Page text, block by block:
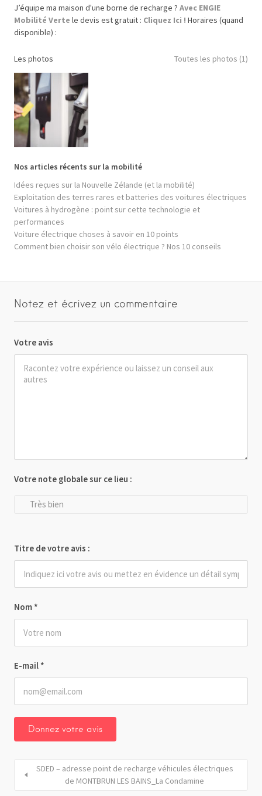
J’équipe ma maison d'une borne de recharge ? Avec ENGIE
Mobilité Verte le devis est gratuit : Cliquez Ici ! Horaires (quand
disponible) :
Les photos Toutes les photos (1)
Nos articles récents sur la mobilité
Idées reçues sur la Nouvelle Zélande (et la mobilité)
Exploitation des terres rares et batteries des voitures électriques
Voitures à hydrogène : point sur cette technologie et
performances
Voiture électrique choses à savoir en 10 points
Comment bien choisir son vélo électrique ? Nos 10 conseils
Notez et écrivez un commentaire
Votre avis
Nom *
E-mail *
Votre note globale sur ce lieu :
Très bien
Titre de votre avis :
SDED – adresse point de recharge véhicules électriques
de MONTBRUN LES BAINS_La Condamine